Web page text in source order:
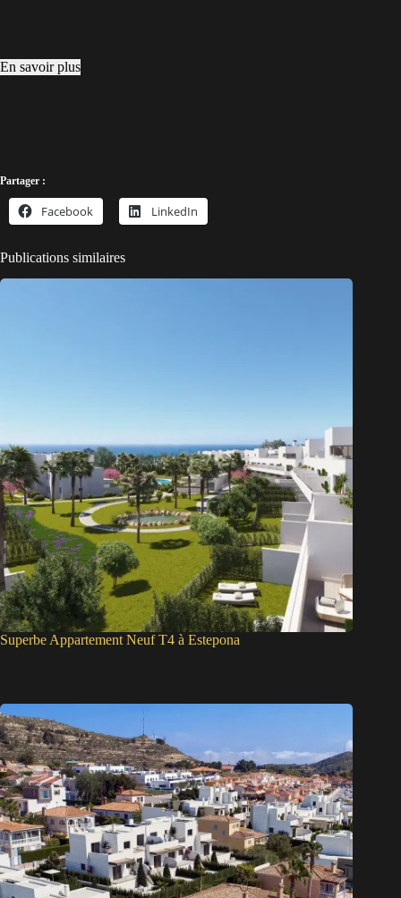
En savoir plus
Partager :
Facebook LinkedIn
Publications similaires
Superbe Appartement Neuf T4 à Estepona